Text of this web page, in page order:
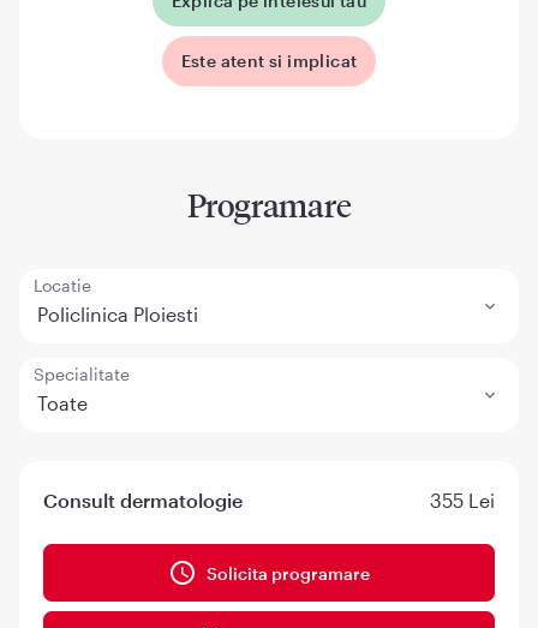
Este atent si implicat
Programare
Locatie
Policlinica Ploiesti
Specialitate
Toate
Consult dermatologie 355 Lei
Solicita programare